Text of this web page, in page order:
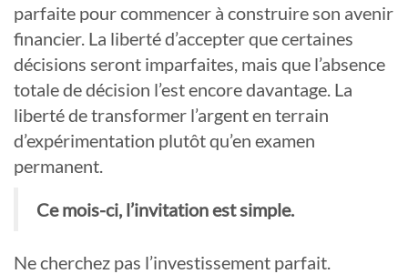
parfaite pour commencer à construire son avenir
financier. La liberté d’accepter que certaines
décisions seront imparfaites, mais que l’absence
totale de décision l’est encore davantage. La
liberté de transformer l’argent en terrain
d’expérimentation plutôt qu’en examen
permanent.
Ce mois-ci, l’invitation est simple.
Ne cherchez pas l’investissement parfait.